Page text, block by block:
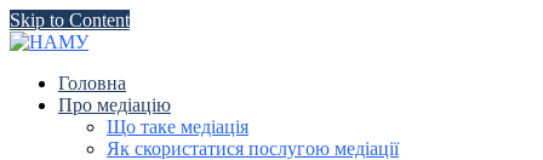
Skip to Content
Головна
Про медіацію
Що таке медіація
Як скористатися послугою медіації